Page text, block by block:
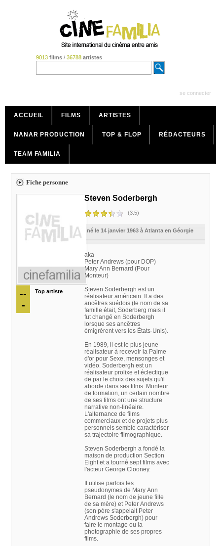
9013 films/ 36788 artistes
se connecter
ACCUEIL FILMS ARTISTES
NANAR PRODUCTION TOP & FLOP RÉDACTEURS
TEAM FAMILIA
Fiche personne
--
-
Top artiste
Steven Soderbergh
(3.5)
né le 14 janvier 1963 à Atlanta en Géorgie
aka
Peter Andrews (pour DOP)
Mary Ann Bernard (Pour
Monteur)
Steven Soderbergh est un
réalisateur américain. Il a des
ancêtres suédois (le nom de sa
famille était, Söderberg mais il
fut changé en Soderbergh
lorsque ses ancêtres
émigrèrent vers les États-Unis).
En 1989, il est le plus jeune
réalisateur à recevoir la Palme
d'or pour Sexe, mensonges et
vidéo. Soderbergh est un
réalisateur prolixe et éclectique
de par le choix des sujets qu'il
aborde dans ses films. Monteur
de formation, un certain nombre
de ses films ont une structure
narrative non-linéaire.
L'alternance de films
commerciaux et de projets plus
personnels semble caractériser
sa trajectoire filmographique.
Steven Soderbergh a fondé la
maison de production Section
Eight et a tourné sept films avec
l'acteur George Clooney.
Il utilise parfois les
pseudonymes de Mary Ann
Bernard (le nom de jeune fille
de sa mère) et Peter Andrews
(son père s'appelait Peter
Andrews Soderbergh) pour
faire le montage ou la
photographie de ses propres
films.